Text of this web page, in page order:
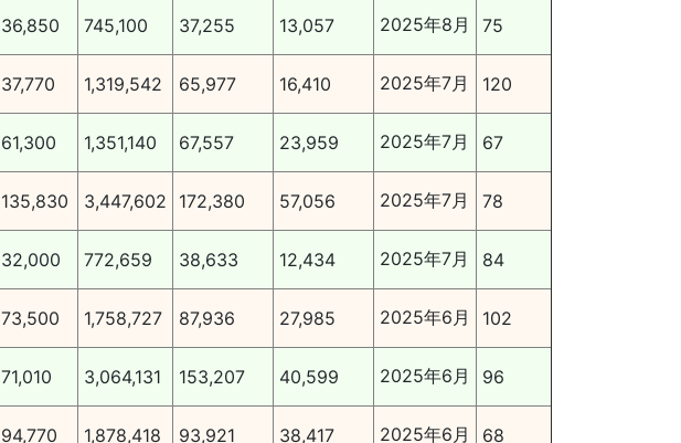
36,850 745,100 37,255 13,057 2025年8月 75
37,770 1,319,542 65,977 16,410 2025年7月 120
61,300 1,351,140 67,557 23,959 2025年7月 67
135,830 3,447,602 172,380 57,056 2025年7月 78
32,000 772,659 38,633 12,434 2025年7月 84
73,500 1,758,727 87,936 27,985 2025年6月 102
71,010 3,064,131 153,207 40,599 2025年6月 96
94,770 1,878,418 93,921 38,417 2025年6月 68